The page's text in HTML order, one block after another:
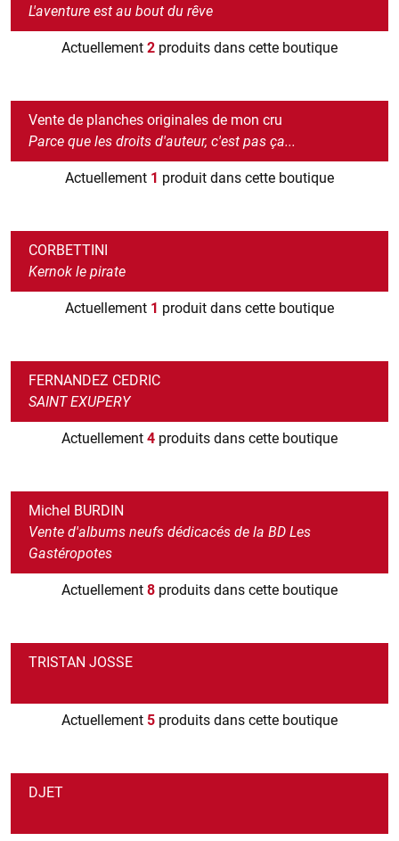
L'aventure est au bout du rêve
Actuellement 2 produits dans cette boutique
Vente de planches originales de mon cru
Parce que les droits d'auteur, c'est pas ça...
Actuellement 1 produit dans cette boutique
CORBETTINI
Kernok le pirate
Actuellement 1 produit dans cette boutique
FERNANDEZ CEDRIC
SAINT EXUPERY
Actuellement 4 produits dans cette boutique
Michel BURDIN
Vente d'albums neufs dédicacés de la BD Les
Gastéropotes
Actuellement 8 produits dans cette boutique
TRISTAN JOSSE
Actuellement 5 produits dans cette boutique
DJET